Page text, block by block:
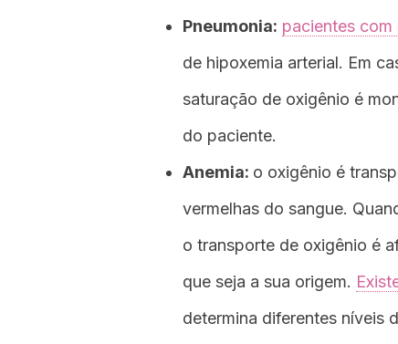
Pneumonia: pacientes com
de hipoxemia arterial. Em
saturação de oxigênio é
do paciente.
Anemia: o oxigênio é
vermelhas do sangue.
o transporte de oxigênio é
que seja a sua origem.
determina diferentes níveis